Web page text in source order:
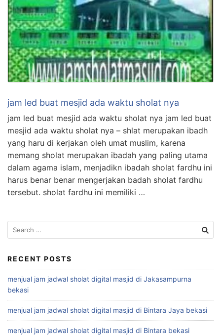
jam led buat mesjid ada waktu sholat nya
jam led buat mesjid ada waktu sholat nya jam led buat
mesjid ada waktu sholat nya – shlat merupakan ibadh
yang haru di kerjakan oleh umat muslim, karena
memang sholat merupakan ibadah yang paling utama
dalam agama islam, menjadikn ibadah sholat fardhu ini
harus benar benar mengerjakan badah sholat fardhu
tersebut. sholat fardhu ini memiliki …
Search
for:
RECENT POSTS
menjual jam jadwal sholat digital masjid di Jakasampurna
bekasi
menjual jam jadwal sholat digital masjid di Bintara Jaya bekasi
menjual jam jadwal sholat digital masjid di Bintara bekasi